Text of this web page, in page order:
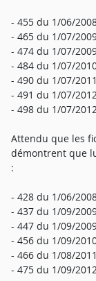
- 455 du 1/06/
- 465 du 1/07/
- 474 du 1/07/
- 484 du 1/07/
- 490 du 1/07/
- 491 du 1/07/
- 498 du 1/07/
Attendu que les
démontrent que
:
- 428 du 1/06/
- 437 du 1/09/
- 447 du 1/09/
- 456 du 1/09/
- 466 du 1/08/
- 475 du 1/09/